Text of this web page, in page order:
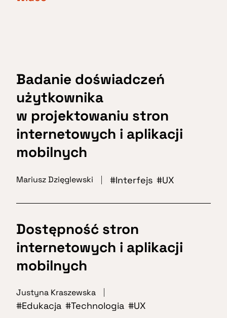
Badanie doświadczeń
użytkownika
w projektowaniu stron
internetowych i aplikacji
mobilnych
Mariusz Dzięglewski Interfejs UX
Dostępność stron
internetowych i aplikacji
mobilnych
Justyna Kraszewska
Edukacja Technologia UX